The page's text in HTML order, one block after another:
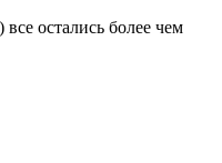
остались более чем